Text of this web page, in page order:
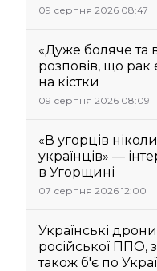
09 серпня 2026 08:47
«Дуже боляче
розповів, що
на кістки
09 серпня 2026 08:09
«В угорців
українців» —
в Угорщині
07 серпня 2026 12:00
Українські
російської ППО,
також б'є по